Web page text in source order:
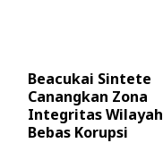
Beacukai Sintete
Canangkan Zona
Integritas Wilayah
Bebas Korupsi